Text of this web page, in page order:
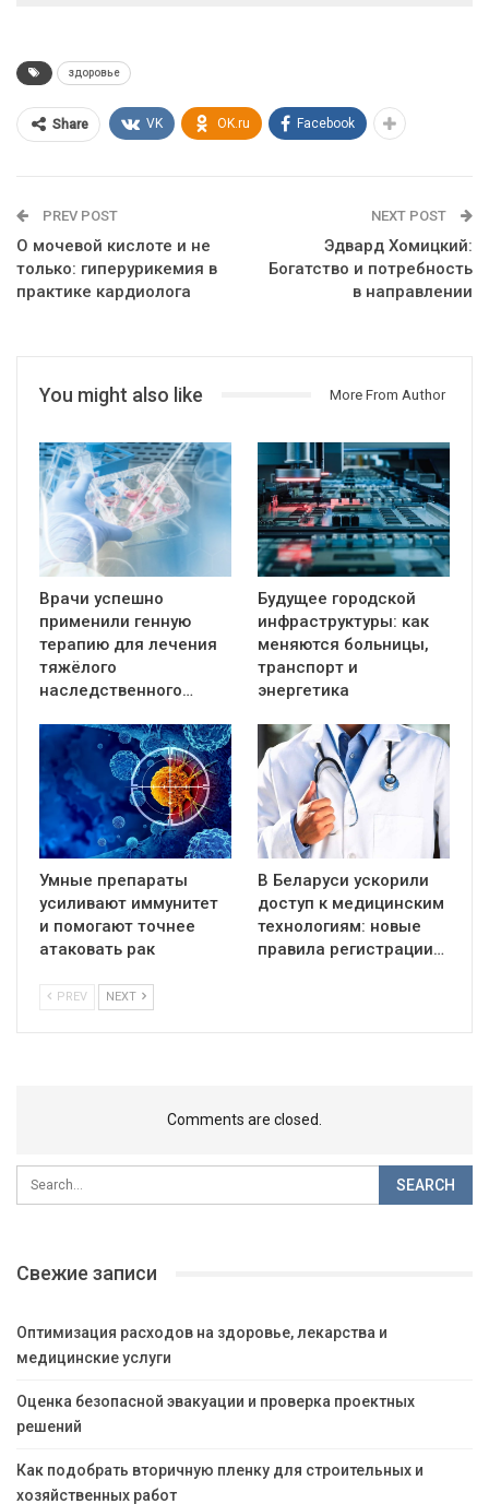
здоровье
Share VK OK.ru Facebook
PREV POST
О мочевой кислоте и не
только: гиперурикемия в
практике кардиолога
NEXT POST
Эдвард Хомицкий:
Богатство и потребность
в направлении
You might also like More From Author
Врачи успешно
применили генную
терапию для лечения
тяжёлого
наследственного…
Будущее городской
инфраструктуры: как
меняются больницы,
транспорт и
энергетика
Умные препараты
усиливают иммунитет
и помогают точнее
атаковать рак
В Беларуси ускорили
доступ к медицинским
технологиям: новые
правила регистрации…
PREV NEXT
Comments are closed.
Свежие записи
Оптимизация расходов на здоровье, лекарства и
медицинские услуги
Оценка безопасной эвакуации и проверка проектных
решений
Как подобрать вторичную пленку для строительных и
хозяйственных работ